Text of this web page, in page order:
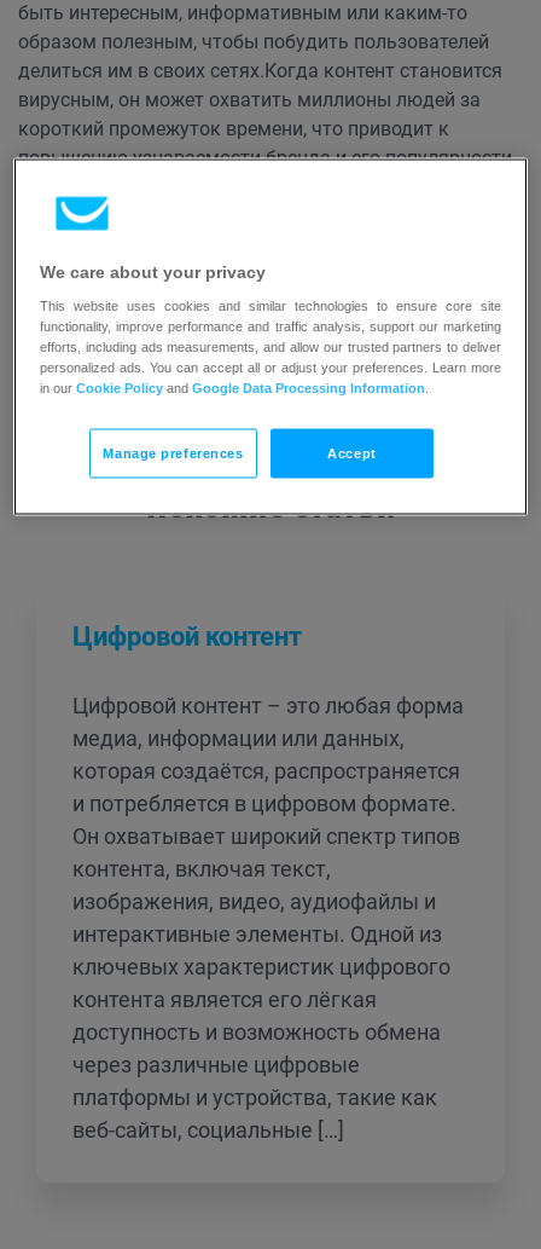
быть интересным, информативным или каким-то
образом полезным, чтобы побудить пользователей
делиться им в своих сетях.Когда контент становится
вирусным, он может охватить миллионы людей за
короткий промежуток времени, что приводит к
повышению узнаваемости бренда и его популярности.
на сайте, числа подписчиков в социальных сетях и, в
Похожие статьи
Цифровой контент
Цифровой контент – это любая форма
медиа, информации или данных,
которая создаётся, распространяется
и потребляется в цифровом формате.
Он охватывает широкий спектр типов
контента, включая текст,
изображения, видео, аудиофайлы и
интерактивные элементы. Одной из
ключевых характеристик цифрового
контента является его лёгкая
доступность и возможность обмена
через различные цифровые
платформы и устройства, такие как
веб-сайты, социальные […]
We care about your privacy
This website uses cookies and similar technologies to ensure core site
functionality, improve performance and traffic analysis, support our marketing
efforts, including ads measurements, and allow our trusted partners to deliver
personalized ads. You can accept all or adjust your preferences. Learn more
in ourCookie Policy andGoogle Data Processing Information
Manage preferences Accept